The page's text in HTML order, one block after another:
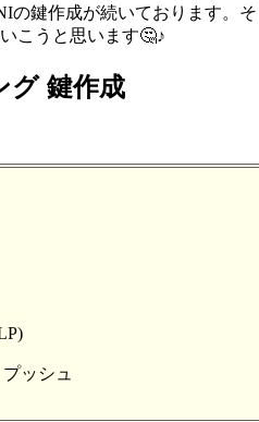
の鍵作成が続いております。
こうと思います🤔♪
グ 鍵作成
ッシュ